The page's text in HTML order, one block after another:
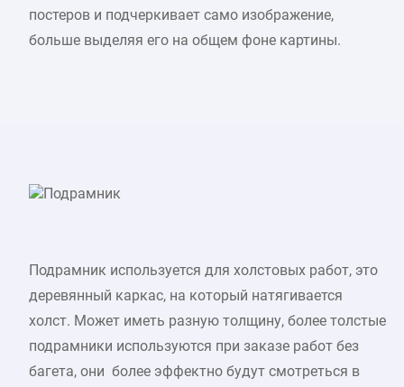
постеров и подчеркивает само изображение,
больше выделяя его на общем фоне картины.
Подрамник
Подрамник используется для холстовых работ, это
деревянный каркас, на который натягивается
холст. Может иметь разную толщину, более толстые
подрамники используются при заказе работ без
багета, они более эффектно будут смотреться в